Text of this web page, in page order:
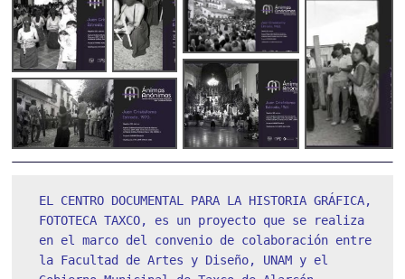
EL CENTRO DOCUMENTAL PARA LA HISTORIA GRÁFICA,
FOTOTECA TAXCO, es un proyecto que se realiza
en el marco del convenio de colaboración entre
la Facultad de Artes y Diseño, UNAM y el